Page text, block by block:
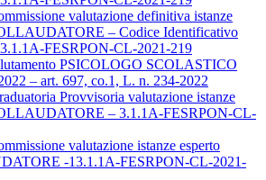
valutazione definitiva istanze
– Codice Identificativo
FESRPON-CL-2021-219
PSICOLOGO SCOLASTICO
– art. 697, co.1, L. n. 234-2022
Provvisoria valutazione istanze
– 3.1.1A-FESRPON-CL-
valutazione istanze esperto
-13.1.1A-FESRPON-CL-2021-